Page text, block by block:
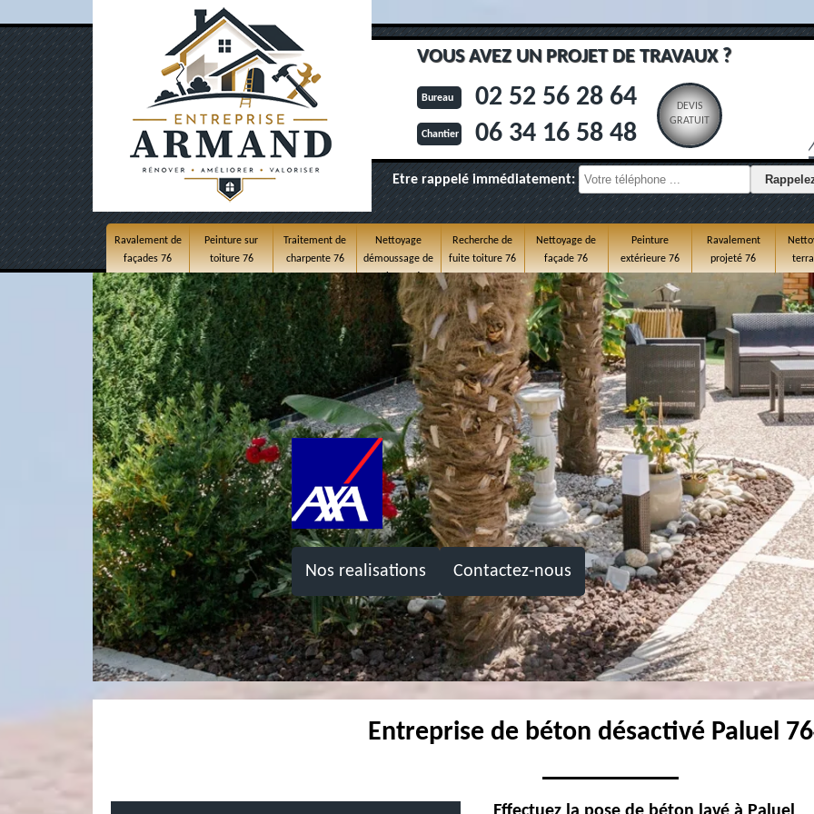
VOUS AVEZ UN PROJET DE TRAVAUX ?
Bureau 02 52 56 28 64
Chantier 06 34 16 58 48
DEVIS
GRATUIT
Etre rappelé immédiatement:
Ravalement de
façades 76
Peinture sur
toiture 76
Traitement de
charpente 76
Nettoyage
démoussage de
toiture 76
Recherche de
fuite toiture 76
Nettoyage de
façade 76
Peinture
extérieure 76
Ravalement
projeté 76
Nos realisations Contactez-nous
Entreprise de béton désactivé Paluel